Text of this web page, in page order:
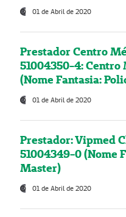
01 de Abril de 2020
Prestador Centro
51004350-4:
(Nome Fantasia:
01 de Abril de 2020
Prestador: Vipmed
51004349-0 (Nome
Master)
01 de Abril de 2020